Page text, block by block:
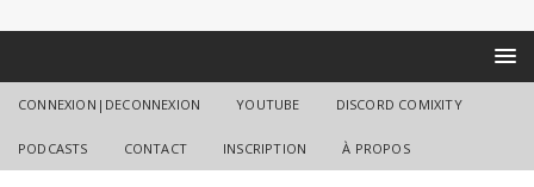
CONNEXION|DECONNEXION YOUTUBE DISCORD COMIXITY
PODCASTS CONTACT INSCRIPTION À PROPOS